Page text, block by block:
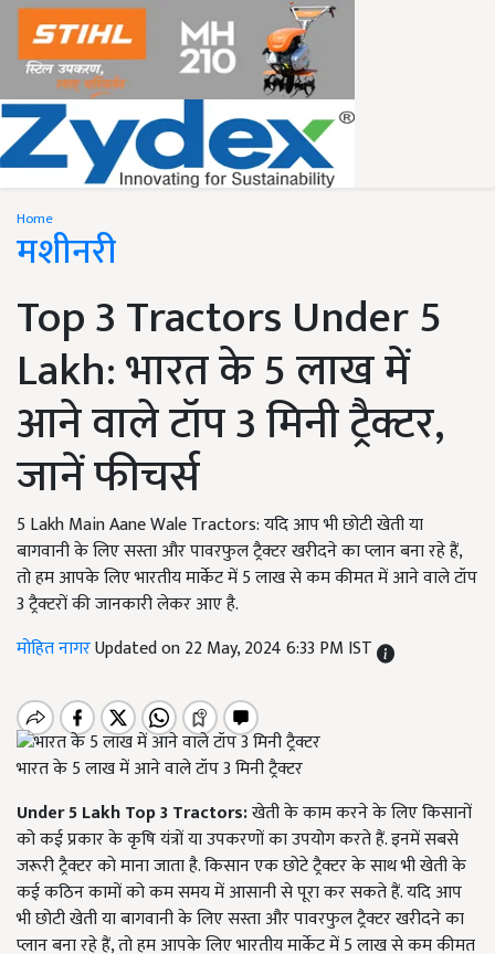
Home
मशीनरी
Top 3 Tractors Under 5
Lakh: भारत के 5 लाख में
आने वाले टॉप 3 मिनी ट्रैक्टर,
जानें फीचर्स
5 Lakh Main Aane Wale Tractors: यदि आप भी छोटी खेती या
बागवानी के लिए सस्ता और पावरफुल ट्रैक्टर खरीदने का प्लान बना रहे हैं,
तो हम आपके लिए भारतीय मार्केट में 5 लाख से कम कीमत में आने वाले टॉप
3 ट्रैक्टरों की जानकारी लेकर आए है.
मोहित नागरUpdated on 22 May, 2024 6:33 PM IST
भारत के 5 लाख में आने वाले टॉप 3 मिनी ट्रैक्टर
Under 5 Lakh Top 3 Tractors:खेती के काम करने के लिए किसानों
को कई प्रकार के कृषि यंत्रों या उपकरणों का उपयोग करते हैं. इनमें सबसे
जरूरी ट्रैक्टर को माना जाता है. किसान एक छोटे ट्रैक्टर के साथ भी खेती के
कई कठिन कामों को कम समय में आसानी से पूरा कर सकते हैं. यदि आप
भी छोटी खेती या बागवानी के लिए सस्ता और पावरफुल ट्रैक्टर खरीदने का
प्लान बना रहे हैं, तो हम आपके लिए भारतीय मार्केट में 5 लाख से कम कीमत